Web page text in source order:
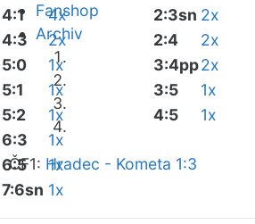
Fanshop
Archiv
ČF1: Hradec - Kometa 1:3
4:1
4x
4:3
2x
5:0
1x
5:1
1x
5:2
1x
6:3
1x
6:5
1x
7:6sn 1x
2:3sn 2x
2:4
2x
3:4pp2x
3:5
1x
4:5
1x